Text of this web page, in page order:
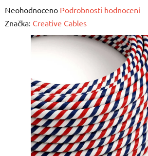
Průměrné
hodnocení
produktu
hvězdiček.
Neohodnoceno Podrobnosti hodnocení
Značka: Creative Cables